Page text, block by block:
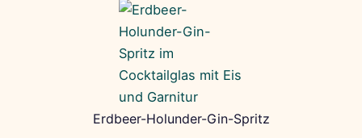
Erdbeer-Holunder-Gin-Spritz